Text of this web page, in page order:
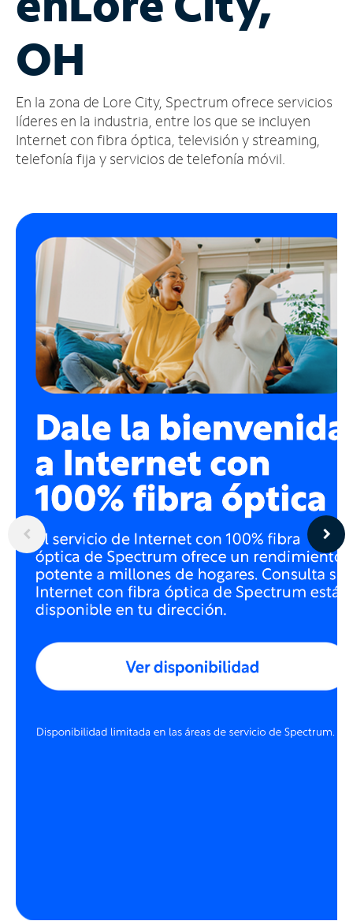
cuenta
Encuentra
tienda
OH
En la zona de Lore City, Spectrum ofrece servicios
líderes en la industria, entre los que se incluyen
Internet con fibra óptica, televisión y streaming,
telefonía fija y servicios de telefonía móvil.